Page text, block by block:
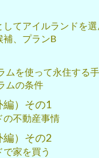
してアイルランドを
補、プランB
ムを使って永住する
ムの条件
編）その1
の不動産事情
編）その2
家を買う